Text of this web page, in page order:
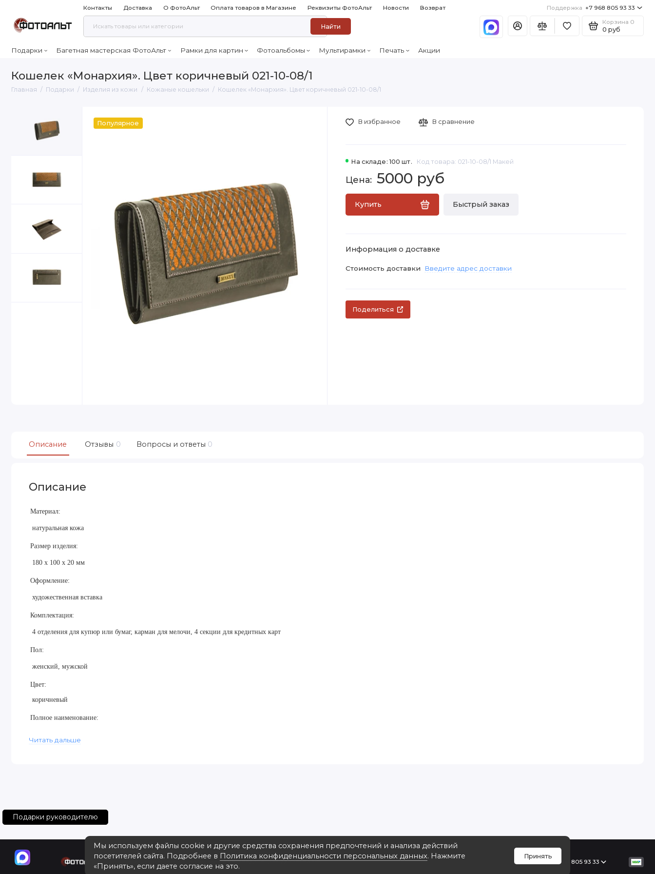
Контакты Доставка О ФотоАльт Оплата товаров в Магазине Реквизиты ФотоАльт Новости Возврат Поддержка +7 968 805 93 33
Найти
Корзина 0
0 руб
Подарки Багетная мастерская ФотоАльт Рамки для картин Фотоальбомы Мультирамки Печать Акции
Кошелек «Монархия». Цвет коричневый 021-10-08/1
Главная Подарки Изделия из кожи Кожаные кошельки Кошелек «Монархия». Цвет коричневый 021-10-08/1
Популярное
На складе: 100 шт. Код товара: 021-10-08/1 Макей
5000 руб
Купить Быстрый заказ
В избранное В сравнение
Информация о доставке
Стоимость доставки Введите адрес доставки
Поделиться
Описание Отзывы 0 Вопросы и ответы 0
Описание
Материал:
натуральная кожа
Размер изделия:
180 х 100 х 20 мм
Оформление:
художественная вставка
Комплектация:
4 отделения для купюр или бумаг, карман для мелочи, 4 секции для кредитных карт
Пол:
женский, мужской
Цвет:
коричневый
Полное наименование:
Застежка:
магнитная кнопка
Ячейка для карт/визиток:
Читать дальше
Подарки руководителю
Мы используем файлы cookie и другие средства сохранения предпочтений и анализа действий
посетителей сайта. Подробнее в Политика конфиденциальности персональных данных. Нажмите
«Принять», если даете согласие на это.
Принять
Багетная мастерская в Москве на ул. Зверинецкая 22, ФотоАльт Поддержка +7 968 805 93 33